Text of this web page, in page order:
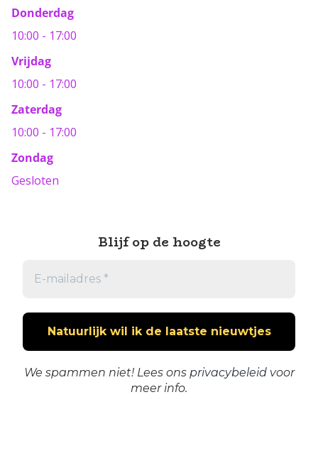
Donderdag
10:00 - 17:00
Vrijdag
10:00 - 17:00
Zaterdag
10:00 - 17:00
Zondag
Gesloten
Blijf op de hoogte
We spammen niet! Lees ons privacybeleidvoor
meer info.